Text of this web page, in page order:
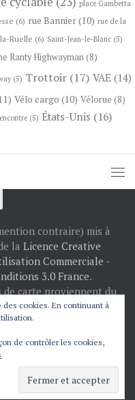
place Gambetta
(6) rue Bannier(10) rue de la
Ruelle (6) Saint-Jean-le-Blanc (5)
Ranty Highwayman(8)
(5) Trottoir (17) VAE (14)
Vélo cargo (10) Vélorue (8)
(5) États-Unis (16)
contraire) mis à
la Licence Creative
Commerciale -
3.0 France.
carte proviennent du
contributeurs
parThème Hueman
cookies. En continuant à
de contrôler les cookies,